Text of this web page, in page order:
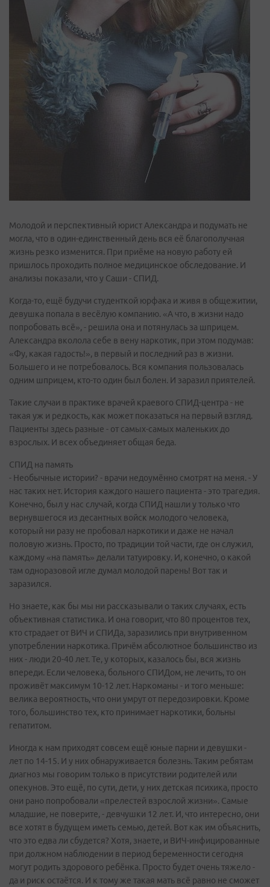
Молодой и перспективный юрист Александра и подумать не
могла, что в один-единственный день вся её благополучная
жизнь резко изменится. При приёме на новую работу ей
пришлось проходить полное медицинское обследование. И
анализы показали, что у Саши - СПИД.
Когда-то, ещё будучи студенткой юрфака и живя в общежитии,
девушка попала в весёлую компанию. «А что, в жизни надо
попробовать всё», - решила она и потянулась за шприцем.
Александра вколола себе в вену наркотик, при этом подумав:
«Фу, какая гадость!», в первый и последний раз в жизни.
Большего и не потребовалось. Вся компания пользовалась
одним шприцем, кто-то один был болен. И заразил приятелей.
Такие случаи в практике врачей краевого СПИД-центра - не
такая уж и редкость, как может показаться на первый взгляд.
Пациенты здесь разные - от самых-самых маленьких до
взрослых. И всех объединяет общая беда.
СПИД на память
- Необычные истории? - врачи недоумённо смотрят на меня. - У
нас таких нет. История каждого нашего пациента - это трагедия.
Конечно, был у нас случай, когда СПИД нашли у только что
вернувшегося из десантных войск молодого человека,
который ни разу не пробовал наркотики и даже не начал
половую жизнь. Просто, по традиции той части, где он служил,
каждому «на память» делали татуировку. И, конечно, о какой
там одноразовой игле думал молодой парень! Вот так и
заразился.
Но знаете, как бы мы ни рассказывали о таких случаях, есть
объективная статистика. И она говорит, что 80 процентов тех,
кто страдает от ВИЧ и СПИДа, заразились при внутривенном
употреблении наркотика. Причём абсолютное большинство из
них - люди 20-40 лет. Те, у которых, казалось бы, вся жизнь
впереди. Если человека, больного СПИДом, не лечить, то он
проживёт максимум 10-12 лет. Наркоманы - и того меньше:
велика вероятность, что они умрут от передозировки. Кроме
того, большинство тех, кто принимает наркотики, больны
гепатитом.
Иногда к нам приходят совсем ещё юные парни и девушки -
лет по 14-15. И у них обнаруживается болезнь. Таким ребятам
диагноз мы говорим только в присутствии родителей или
опекунов. Это ещё, по сути, дети, у них детская психика, просто
они рано попробовали «прелестей взрослой жизни». Самые
младшие, не поверите, - девчушки 12 лет. И, что интересно, они
все хотят в будущем иметь семью, детей. Вот как им объяснить,
что это едва ли сбудется? Хотя, знаете, и ВИЧ-инфицированные
при должном наблюдении в период беременности сегодня
могут родить здорового ребёнка. Просто будет очень тяжело -
да и риск остаётся. И к тому же такая мать всё равно не сможет